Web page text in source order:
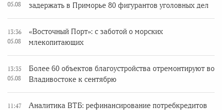
05.08
задержать в Приморье 80 фигурантов уголовных дел
13:36
05.08
«Восточный Порт»: с заботой о морских
млекопитающих
13:35
05.08
Более 60 объектов благоустройства отремонтируют во
Владивостоке к сентябрю
11:47
Аналитика ВТБ: рефинансирование потребкредитов